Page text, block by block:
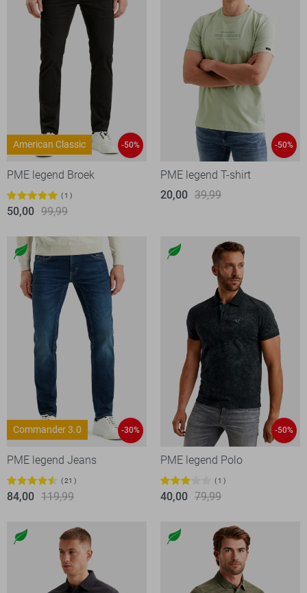
American Classic -50%
PME legend Broek
1
50,00 99,99
-50%
PME legend T-shirt
20,00 39,99
Commander 3.0 -30%
PME legend Jeans
21
84,00 119,99
-50%
PME legend Polo
1
40,00 79,99